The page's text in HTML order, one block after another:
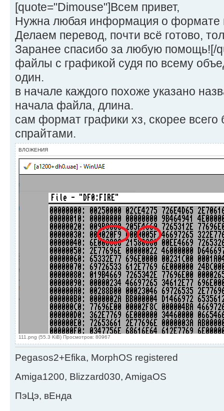
[quote="Dimouse"]Всем привет,
Нужна любая информация о формате
Делаем перевод, почти всё готово,
Заранее спасибо за любую помощь![/
файлы с графикой судя по всему
один.
в начале каждого похоже указано
начала файла, длина.
сам формат графики хз, скорее всего
спрайтами.
ВЛОЖЕНИЯ
111.png (55.3 KiB) Просмотров: 80967
Pegasos2+Efika, MorphOS registered
Amiga1200, Blizzard030, AmigaOS
ПэЦэ, вЕнда